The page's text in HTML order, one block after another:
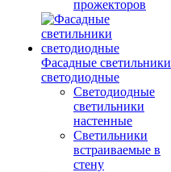
прожекторов
Фасадные светильники
светодиодные
Светодиодные
светильники
настенные
Светильники
встраиваемые в
стену